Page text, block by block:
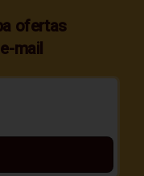
ofertas
mail